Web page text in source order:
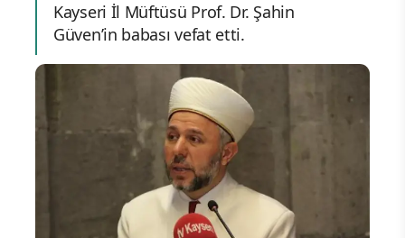
Kayseri İl Müftüsü Prof. Dr. Şahin
Güven’in babası vefat etti.